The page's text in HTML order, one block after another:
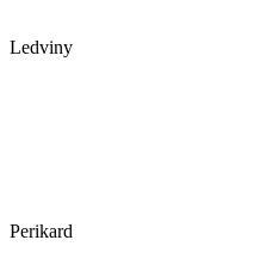
Ledviny
Perikard